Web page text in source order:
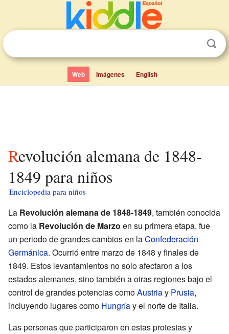
Web Imágenes English
Revolución alemana de 1848-
1849 para niños
Enciclopedia para niños
La Revolución alemana de 1848-1849, también conocida
como la Revolución de Marzo en su primera etapa, fue
un periodo de grandes cambios en laConfederación
Germánica. Ocurrió entre marzo de 1848 y finales de
1849. Estos levantamientos no solo afectaron a los
estados alemanes, sino también a otras regiones bajo el
control de grandes potencias comoAustriay Prusia,
incluyendo lugares como Hungríay el norte de Italia.
Las personas que participaron en estas protestas y